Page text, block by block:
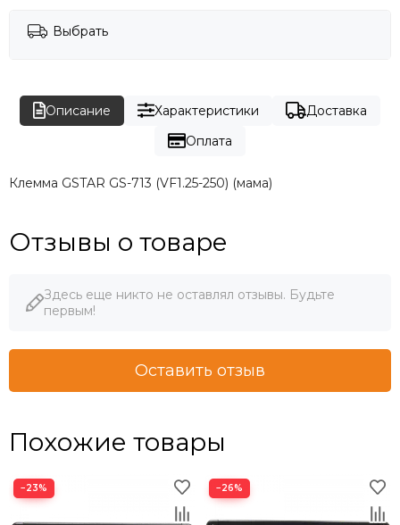
Выбрать
Описание Характеристики
Доставка
Оплата
Клемма GSTAR GS-713 (VF1.25-250) (мама)
Отзывы о товаре
Здесь еще никто не оставлял отзывы. Будьте
первым!
Оставить отзыв
Похожие товары
−23% −26%